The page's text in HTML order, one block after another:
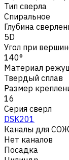
Тип сверла
Спиральное
Глубина
5D
Угол при
140°
Материал
Твердый сплав
Размер
16
Серия сверл
DSK201
Каналы для СОЖ
Нет каналов
Посадка